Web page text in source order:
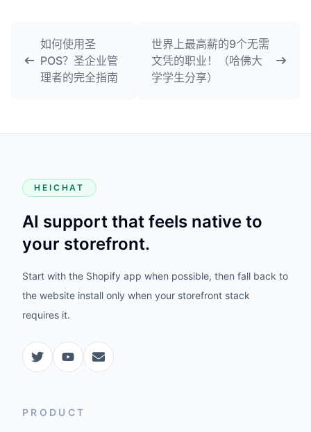
如何使用圣
POS？圣企业管
理者的完全指南
世界上最高薪的9个无需
文凭的职业！（哈佛大
学学生分享）
HEICHAT
AI support that feels native to
your storefront.
Start with the Shopify app when possible, then fall back to
the website install only when your storefront stack
requires it.
PRODUCT